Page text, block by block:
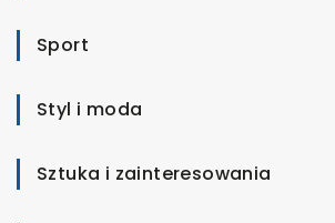
Sport
Styl i moda
Sztuka i zainteresowania